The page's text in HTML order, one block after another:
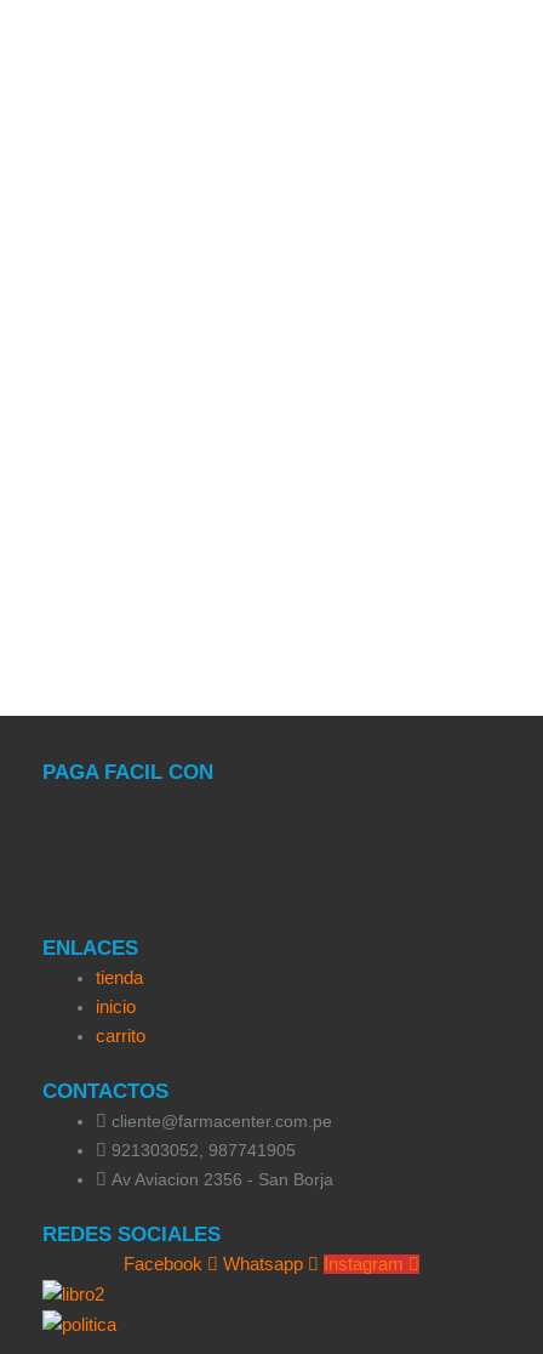
PAGA FACIL CON
ENLACES
tienda
inicio
carrito
CONTACTOS
cliente@farmacenter.com.pe
921303052, 987741905
Av Aviacion 2356 - San Borja
REDES SOCIALES
Facebook Whatsapp Instagram